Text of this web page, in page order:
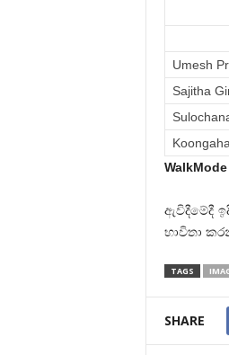
Umesh
Sajitha
ඇවිදීමේදී
භාවිතා
TAGS
SHARE